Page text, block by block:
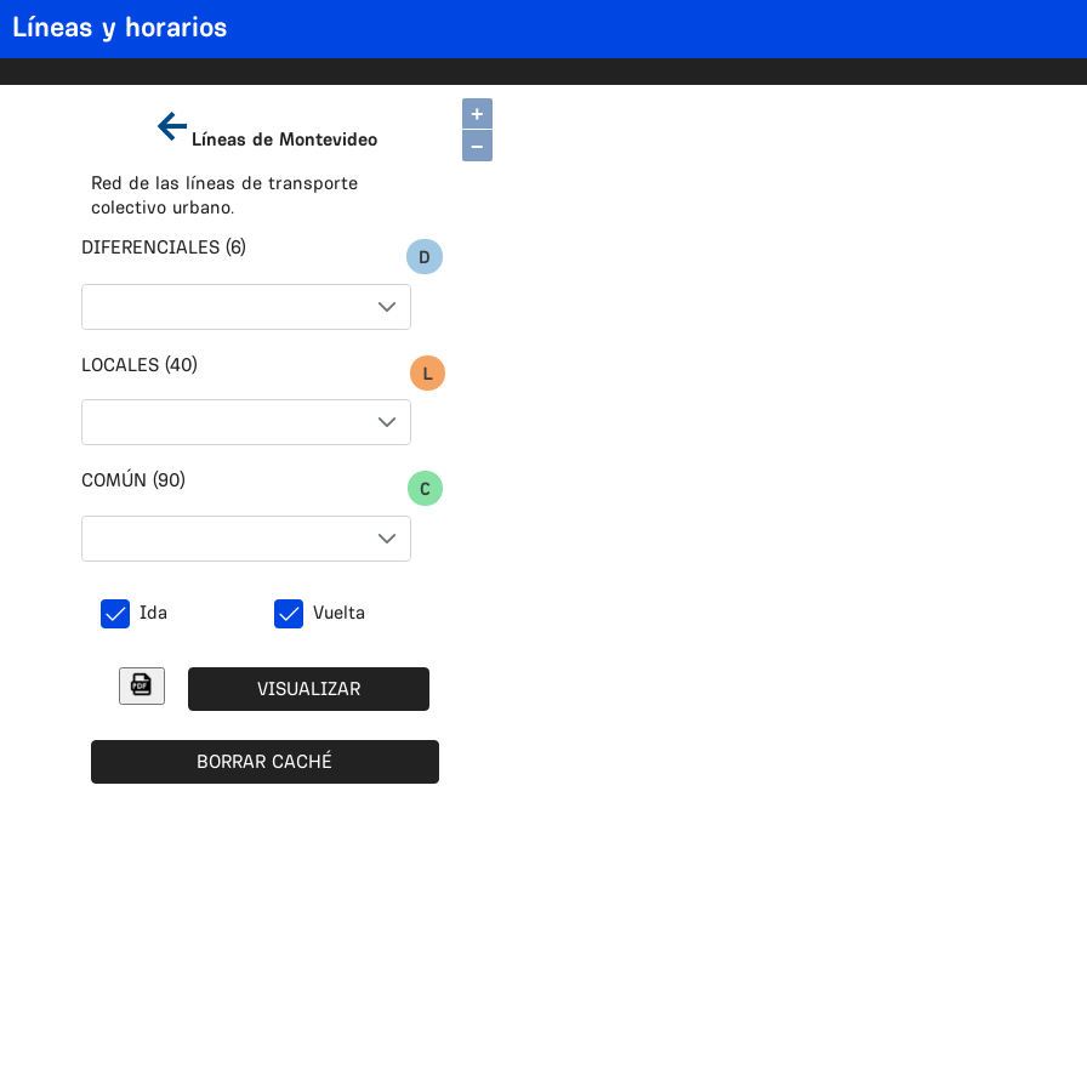
Líneas y horarios
Líneas de Montevideo
Red de las líneas de transporte
colectivo urbano.
DIFERENCIALES (6)
LOCALES (40)
COMÚN (90)
Ida Vuelta
VISUALIZAR
BORRAR CACHÉ
+
−